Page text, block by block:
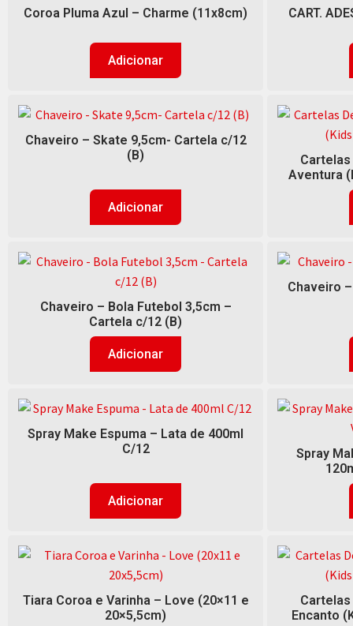
Coroa Pluma Azul – Charme (11x8cm)
Adicionar
CART.
Chaveiro – Skate 9,5cm- Cartela c/12
(B)
Adicionar
Aventura
Chaveiro – Bola Futebol 3,5cm –
Cartela c/12 (B)
Adicionar
Chaveiro
Spray Make Espuma – Lata de 400ml
C/12
Adicionar
Spray
Tiara Coroa e Varinha – Love (20×11 e
20×5,5cm)
Encanto